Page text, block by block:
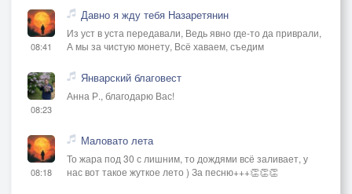
08:41
Давно я жду тебя Назаретянин
Из уст в уста передавали, Ведь явно где-то да приврали,
А мы за чистую монету, Всё хаваем, съедим
08:23
Январский благовест
Анна Р., благодарю Вас!
08:18
Маловато лета
То жара под 30 с лишним, то дождями всё заливает, у
нас вот такое жуткое лето ) За песню+++👏👏👏